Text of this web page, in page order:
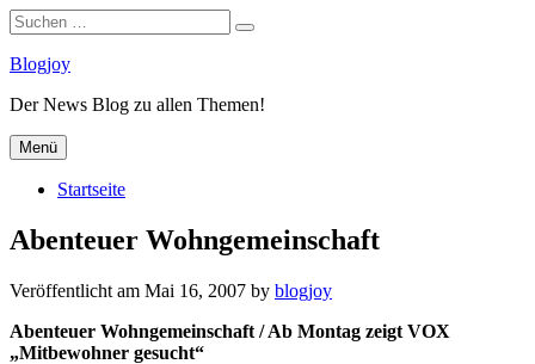
Suchen
nach:
Suchen
Zum
springen
Blogjoy
Der News Blog zu allen Themen!
Menü
Startseite
Abenteuer Wohngemeinschaft
Veröffentlicht am Mai 16, 2007 by blogjoy
Abenteuer Wohngemeinschaft / Ab Montag zeigt VOX
„Mitbewohner gesucht“